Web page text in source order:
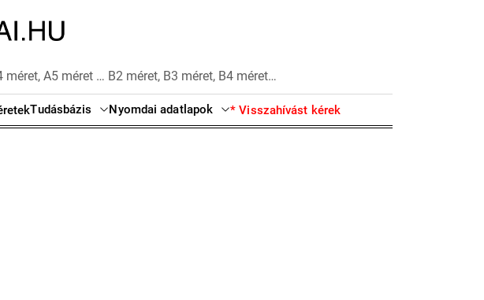
A5 méret … B2 méret, B3 méret, B4 méret…
Tudásbázis Nyomdai adatlapok * Visszahívást kérek